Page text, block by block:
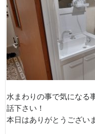
水まわりの事で気になる
話下さい！
本日はありがとうござい